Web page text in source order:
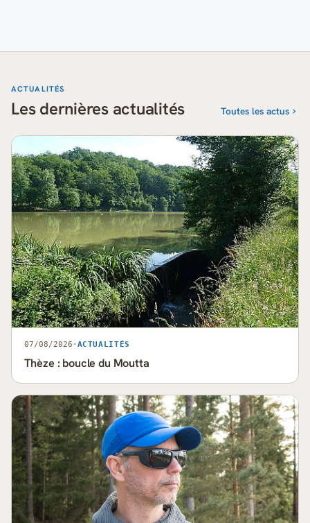
ACTUALITÉS
Les dernières actualités Toutes les actus
07/08/2026 · ACTUALITÉS
Thèze : boucle du Moutta